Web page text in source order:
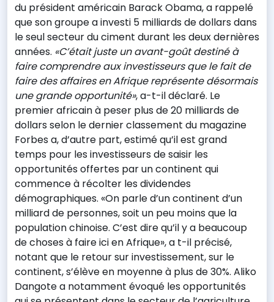
du président américain Barack Obama, a rappelé
que son groupe a investi 5 milliards de dollars dans
le seul secteur du ciment durant les deux dernières
années. «C’était juste un avant-goût destiné à
faire comprendre aux investisseurs que le fait de
faire des affaires en Afrique représente désormais
une grande opportunité», a-t-il déclaré. Le
premier africain à peser plus de 20 milliards de
dollars selon le dernier classement du magazine
Forbes a, d’autre part, estimé qu’il est grand
temps pour les investisseurs de saisir les
opportunités offertes par un continent qui
commence à récolter les dividendes
démographiques. «On parle d’un continent d’un
milliard de personnes, soit un peu moins que la
population chinoise. C’est dire qu’il y a beaucoup
de choses à faire ici en Afrique», a t-il précisé,
notant que le retour sur investissement, sur le
continent, s’élève en moyenne à plus de 30%. Aliko
Dangote a notamment évoqué les opportunités